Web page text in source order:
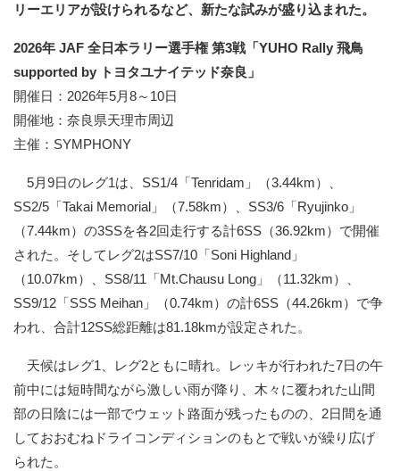
リーエリアが設けられるなど、新たな試みが盛り込まれた。
2026年 JAF 全日本ラリー選手権 第3戦「YUHO Rally 飛鳥
supported by トヨタユナイテッド奈良」
開催日：2026年5月8～10日
開催地：奈良県天理市周辺
主催：SYMPHONY
5月9日のレグ1は、SS1/4「Tenridam」（3.44km）、
SS2/5「Takai Memorial」（7.58km）、SS3/6「Ryujinko」
（7.44km）の3SSを各2回走行する計6SS（36.92km）で開催
された。そしてレグ2はSS7/10「Soni Highland」
（10.07km）、SS8/11「Mt.Chausu Long」（11.32km）、
SS9/12「SSS Meihan」（0.74km）の計6SS（44.26km）で争
われ、合計12SS総距離は81.18kmが設定された。
天候はレグ1、レグ2ともに晴れ。レッキが行われた7日の午
前中には短時間ながら激しい雨が降り、木々に覆われた山間
部の日陰には一部でウェット路面が残ったものの、2日間を通
しておおむねドライコンディションのもとで戦いが繰り広げ
られた。